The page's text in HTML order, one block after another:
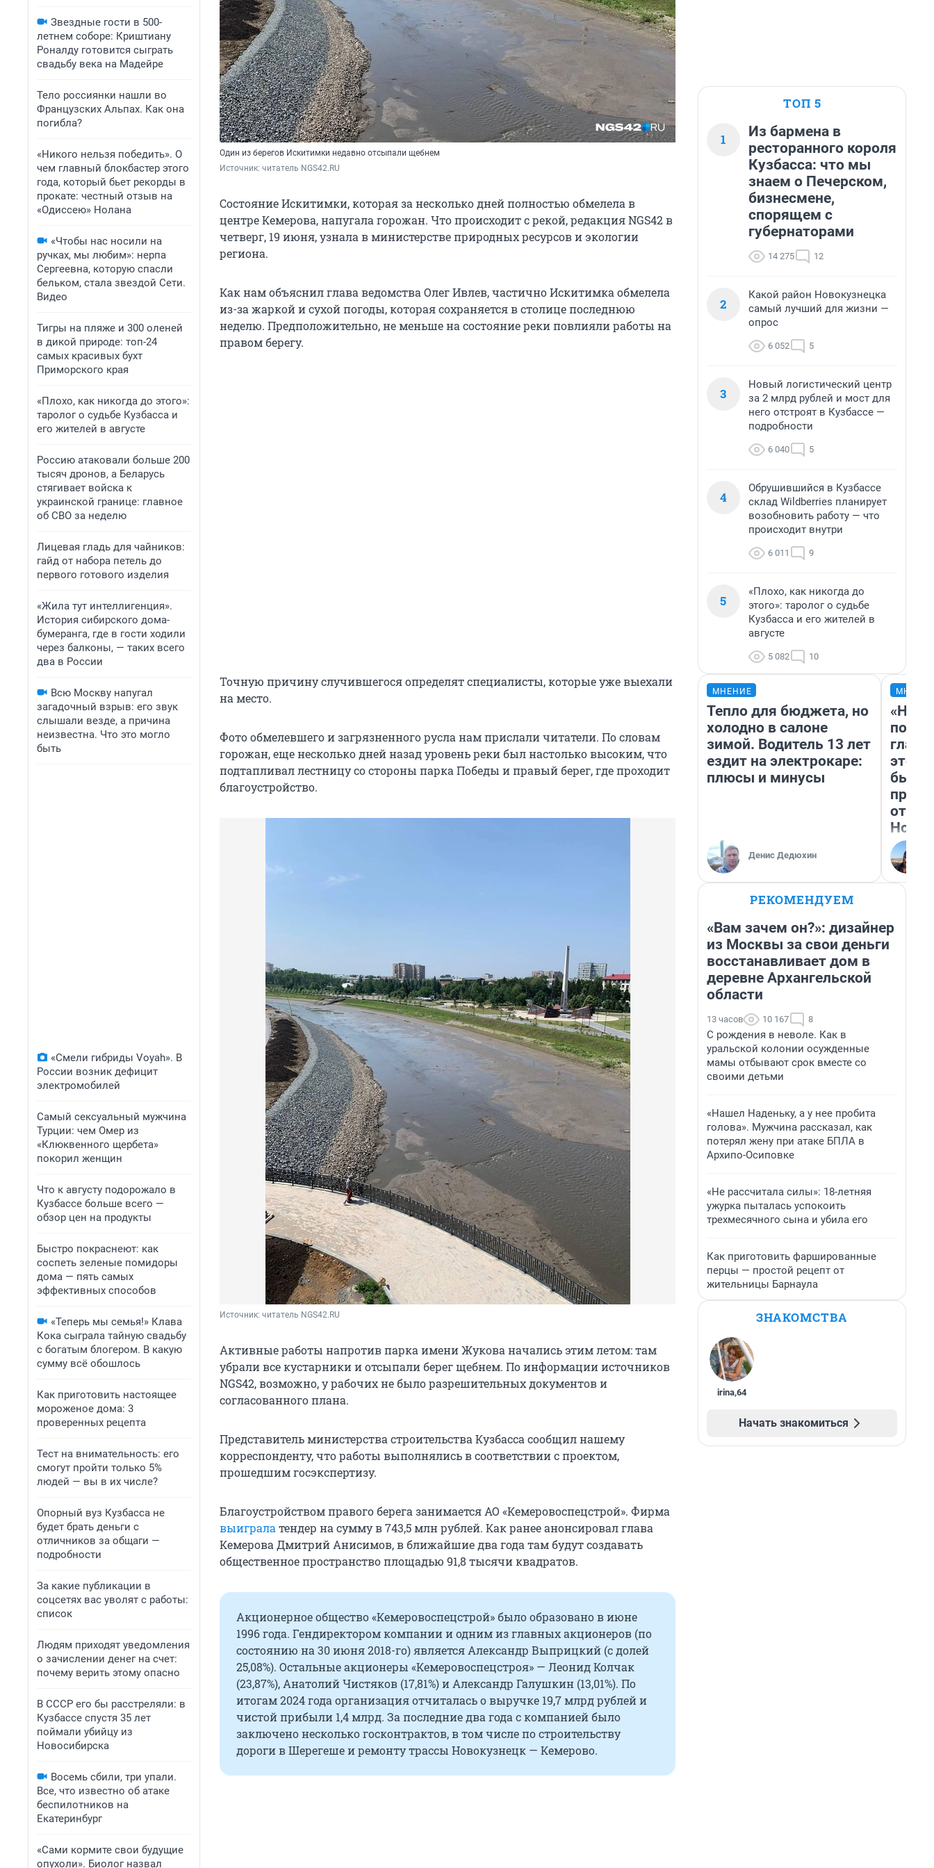
Звездные гости в 500-
летнем соборе: Криштиану
Роналду готовится сыграть
свадьбу века на Мадейре
Тело россиянки нашли во
Французских Альпах. Как она
погибла?
«Никого нельзя победить». О
чем главный блокбастер этого
года, который бьет рекорды в
прокате: честный отзыв на
«Одиссею» Нолана
«Чтобы нас носили на
ручках, мы любим»: нерпа
Сергеевна, которую спасли
бельком, стала звездой Сети.
Видео
Тигры на пляже и 300 оленей
в дикой природе: топ-24
самых красивых бухт
Приморского края
«Плохо, как никогда до этого»:
таролог о судьбе Кузбасса и
его жителей в августе
Россию атаковали больше 200
тысяч дронов, а Беларусь
стягивает войска к
украинской границе: главное
об СВО за неделю
Лицевая гладь для чайников:
гайд от набора петель до
первого готового изделия
«Жила тут интеллигенция».
История сибирского дома-
бумеранга, где в гости ходили
через балконы, — таких всего
два в России
Всю Москву напугал
загадочный взрыв: его звук
слышали везде, а причина
неизвестна. Что это могло
быть
«Смели гибриды Voyah». В
России возник дефицит
электромобилей
Самый сексуальный мужчина
Турции: чем Омер из
«Клюквенного щербета»
покорил женщин
Что к августу подорожало в
Кузбассе больше всего —
обзор цен на продукты
Быстро покраснеют: как
соспеть зеленые помидоры
дома — пять самых
эффективных способов
«Теперь мы семья!» Клава
Кока сыграла тайную свадьбу
с богатым блогером. В какую
сумму всё обошлось
Как приготовить настоящее
мороженое дома: 3
проверенных рецепта
Тест на внимательность: его
смогут пройти только 5%
людей — вы в их числе?
Опорный вуз Кузбасса не
будет брать деньги с
отличников за общаги —
подробности
За какие публикации в
соцсетях вас уволят с работы:
список
Людям приходят уведомления
о зачислении денег на счет:
почему верить этому опасно
В СССР его бы расстреляли: в
Кузбассе спустя 35 лет
поймали убийцу из
Новосибирска
Восемь сбили, три упали.
Все, что известно об атаке
беспилотников на
Екатеринбург
«Сами кормите свои будущие
опухоли». Биолог назвал
Один из берегов Искитимки недавно отсыпали щебнем
Источник: читатель NGS42.RU
Состояние Искитимки, которая за несколько дней полностью обмелела в
центре Кемерова, напугала горожан. Что происходит с рекой, редакция NGS42 в
четверг, 19 июня, узнала в министерстве природных ресурсов и экологии
региона.
Как нам объяснил глава ведомства Олег Ивлев, частично Искитимка обмелела
из-за жаркой и сухой погоды, которая сохраняется в столице последнюю
неделю. Предположительно, не меньше на состояние реки повлияли работы на
правом берегу.
Точную причину случившегося определят специалисты, которые уже выехали
на место.
Фото обмелевшего и загрязненного русла нам прислали читатели. По словам
горожан, еще несколько дней назад уровень реки был настолько высоким, что
подтапливал лестницу со стороны парка Победы и правый берег, где проходит
благоустройство.
Источник: читатель NGS42.RU
Активные работы напротив парка имени Жукова начались этим летом: там
убрали все кустарники и отсыпали берег щебнем. По информации источников
NGS42, возможно, у рабочих не было разрешительных документов и
согласованного плана.
Представитель министерства строительства Кузбасса сообщил нашему
корреспонденту, что работы выполнялись в соответствии с проектом,
прошедшим госэкспертизу.
Благоустройством правого берега занимается АО «Кемеровоспецстрой». Фирма
выиграла тендер на сумму в 743,5 млн рублей. Как ранее анонсировал глава
Кемерова Дмитрий Анисимов, в ближайшие два года там будут создавать
общественное пространство площадью 91,8 тысячи квадратов.
Акционерное общество «Кемеровоспецстрой» было образовано в июне
1996 года. Гендиректором компании и одним из главных акционеров (по
состоянию на 30 июня2018-го) является Александр Выприцкий (с долей
25,08%). Остальные акционеры «Кемеровоспецстроя» — Леонид Колчак
(23,87%), Анатолий Чистяков (17,81%) и Александр Галушкин (13,01%). По
итогам 2024 года организация отчиталась о выручке 19,7 млрдрублей и
чистой прибыли 1,4 млрд. За последние два года с компанией было
заключено несколько госконтрактов, в том числе по строительству
дороги в Шерегеше и ремонту трассы Новокузнецк — Кемерово.
ТОП 5
1
Из бармена в
ресторанного короля
Кузбасса: что мы
знаем о Печерском,
бизнесмене,
спорящем с
губернаторами
14 275 12
2
Какой район Новокузнецка
самый лучший для жизни —
опрос
6 052 5
3
Новый логистический центр
за 2 млрд рублей и мост для
него отстроят в Кузбассе —
подробности
6 040 5
4
Обрушившийся в Кузбассе
склад Wildberries планирует
возобновить работу — что
происходит внутри
6 011 9
5
«Плохо, как никогда до
этого»: таролог о судьбе
Кузбасса и его жителей в
августе
5 082 10
МНЕНИЕ
Тепло для бюджета, но
холодно в салоне
зимой. Водитель 13 лет
ездит на электрокаре:
плюсы и минусы
Денис Дедюхин
этого
бьет
РЕКОМЕНДУЕМ
«Вам зачем он?»: дизайнер
из Москвы за свои деньги
восстанавливает дом в
деревне Архангельской
области
13 часов 10 167 8
С рождения в неволе. Как в
уральской колонии осужденные
мамы отбывают срок вместе со
своими детьми
«Нашел Наденьку, а у нее пробита
голова». Мужчина рассказал, как
потерял жену при атаке БПЛА в
Архипо-Осиповке
«Не рассчитала силы»: 18-летняя
ужурка пыталась успокоить
трехмесячного сына и убила его
Как приготовить фаршированные
перцы — простой рецепт от
жительницы Барнаула
ЗНАКОМСТВА
irina,64
Начать знакомиться